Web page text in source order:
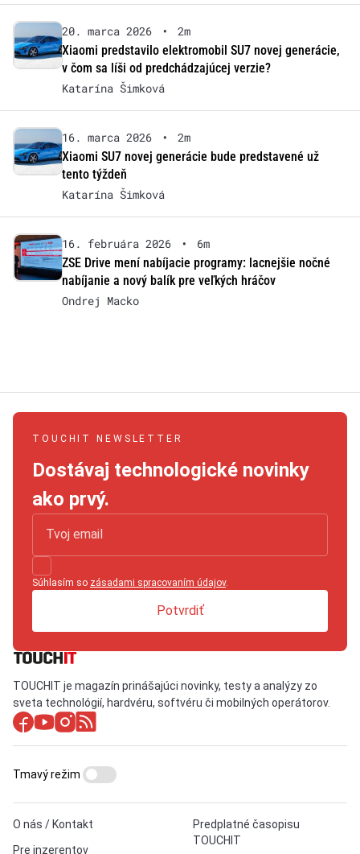
20. marca 2026 •
2m
Xiaomi predstavilo elektromobil SU7 novej generácie,
v čom sa líši od predchádzajúcej verzie?
Katarína Šimková
16. marca 2026 •
2m
Xiaomi SU7 novej generácie bude predstavené už
tento týždeň
Katarína Šimková
16. februára 2026 •
6m
ZSE Drive mení nabíjacie programy: lacnejšie nočné
nabíjanie a nový balík pre veľkých hráčov
Ondrej Macko
TOUCHIT NEWSLETTER
Dostávaj technologické novinky
ako prvý.
Súhlasím so zásadami spracovaním údajov.
Potvrdiť
TOUCHIT je magazín prinášajúci novinky, testy a analýzy zo
sveta technológií, hardvéru, softvéru či mobilných operátorov.
O nás / Kontakt
Pre inzerentov
Predplatné časopisu
TOUCHIT
Tmavý režim